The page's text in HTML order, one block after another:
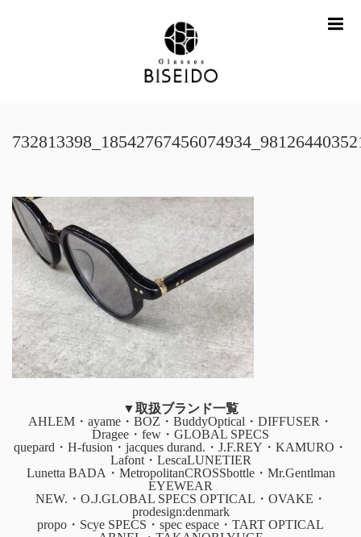
▼取扱ブランド一覧
AHLEM・ayame・BOZ・BuddyOptical・DIFFUSER・
Dragee・few・GLOBAL SPECS
quepard・H-fusion・jacques durand.・J.F.REY・KAMURO・
Lafont・LescaLUNETIER
Lunetta BADA・MetropolitanCROSSbottle・Mr.Gentlman
EYEWEAR
NEW.・O.J.GLOBAL SPECS OPTICAL・OVAKE・
prodesign:denmark
propo・Scye SPECS・spec espace・TART OPTICAL